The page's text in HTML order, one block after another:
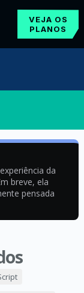
VEJA OS
PLANOS
da
breve, ela
pensada